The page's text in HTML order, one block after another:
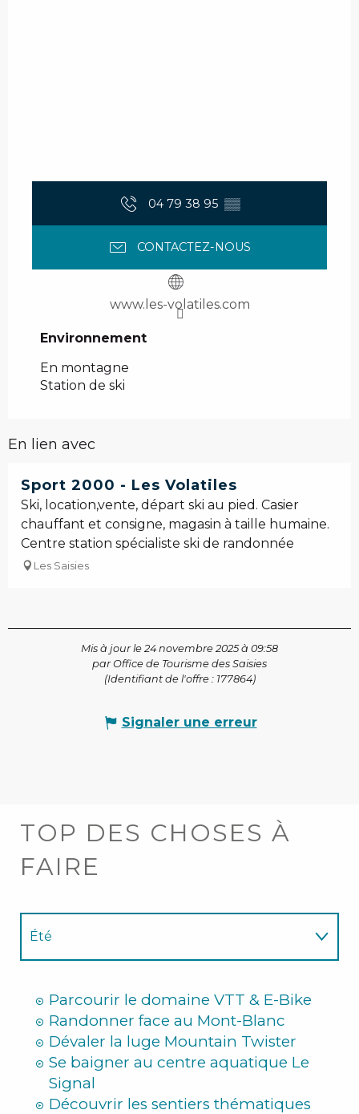
04 79 38 95 ▒▒
CONTACTEZ-NOUS
www.les-volatiles.com
Environnement
Environnement
En montagne
Station de ski
En lien avec
Sport 2000 - Les Volatiles
Ski, location,vente, départ ski au pied. Casier
chauffant et consigne, magasin à taille humaine.
Centre station spécialiste ski de randonnée
Les Saisies
Mis à jour le 24 novembre 2025 à 09:58
par Office de Tourisme des Saisies
(Identifiant de l'offre : 177864)
Signaler une erreur
TOP DES CHOSES À
FAIRE
Été
Parcourir le domaine VTT & E-Bike
Randonner face au Mont-Blanc
Dévaler la luge Mountain Twister
Se baigner au centre aquatique Le
Signal
Découvrir les sentiers thématiques